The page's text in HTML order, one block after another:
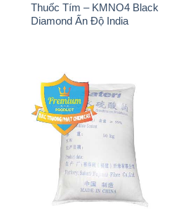
Thuốc Tím – KMNO4 Black
Diamond Ấn Độ India